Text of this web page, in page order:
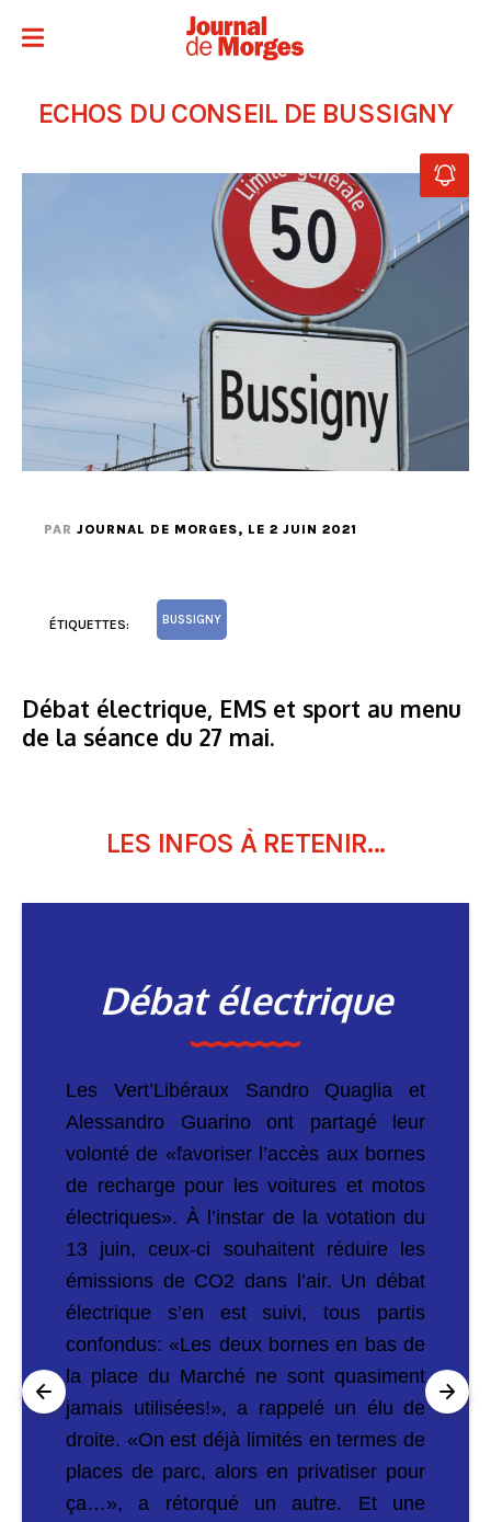
ECHOS DU CONSEIL DE BUSSIGNY
PAR JOURNAL DE MORGES, LE 2 JUIN 2021
ÉTIQUETTES: BUSSIGNY
Débat électrique, EMS et sport au menu
de la séance du 27 mai.
LES INFOS À RETENIR...
Débat électrique
Les Vert’Libéraux Sandro Quaglia et
Alessandro Guarino ont partagé leur
volonté de «favoriser l’accès aux bornes
de recharge pour les voitures et motos
électriques». À l’instar de la votation du
13 juin, ceux-ci souhaitent réduire les
émissions de CO2 dans l’air. Un débat
électrique s’en est suivi, tous partis
confondus: «Les deux bornes en bas de
la place du Marché ne sont quasiment
jamais utilisées!», a rappelé un élu de
droite. «On est déjà limités en termes de
places de parc, alors en privatiser pour
ça…», a rétorqué un autre. Et une